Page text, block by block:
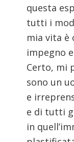
questa
tutti i
mia vita è
impegno
Certo, mi
sono un
e
e di tutti
in